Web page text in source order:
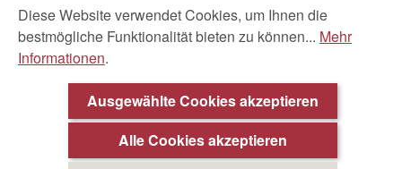
Karriere bei Möbel Berta
Bewerbungsformular
Diese Website verwendet Cookies, um Ihnen die
bestmögliche Funktionalität bieten zu können... Mehr
Informationen.
Ausgewählte Cookies akzeptieren
Alle Cookies akzeptieren